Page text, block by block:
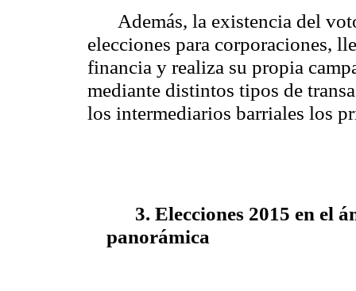
Además, la existencia del
elecciones para corporaciones,
financia y realiza su propia
mediante distintos tipos de
los intermediarios barriales los
3. Elecciones 2015 en el
panorámica